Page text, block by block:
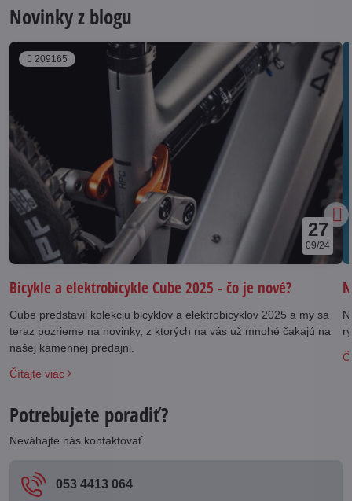
Novinky z blogu
209165
27
09/24
Bicykle a elektrobicykle Cube 2025 - čo je nové?
Cube predstavil kolekciu bicyklov a elektrobicyklov 2025 a my sa
teraz pozrieme na novinky, z ktorých na vás už mnohé čakajú na
našej kamennej predajni.
Čítajte viac
Potrebujete poradiť?
Neváhajte nás kontaktovať
053 4413 064